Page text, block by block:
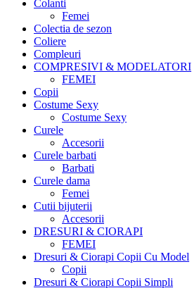
Colanti
Femei
Colectia de sezon
Coliere
Compleuri
COMPRESIVI & MODELATORI
FEMEI
Copii
Costume Sexy
Costume Sexy
Curele
Accesorii
Curele barbati
Barbati
Curele dama
Femei
Cutii bijuterii
Accesorii
DRESURI & CIORAPI
FEMEI
Dresuri & Ciorapi Copii Cu Model
Copii
Dresuri & Ciorapi Copii Simpli